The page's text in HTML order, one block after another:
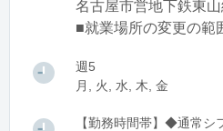
名古屋市営地下鉄東
■就業場所の変更の範
週5
月, 火, 水, 木, 金
【勤務時間帯】◆通常シ